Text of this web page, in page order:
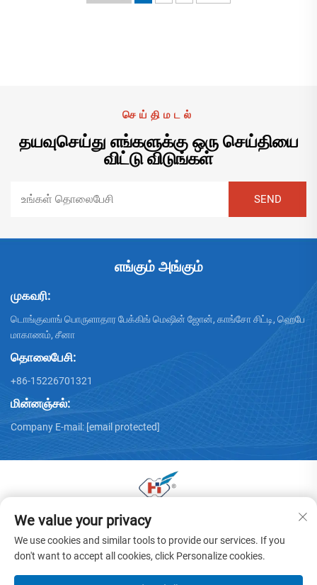
செய்திமடல்
தயவுசெய்து எங்களுக்கு ஒரு செய்தியை
விட்டு விடுங்கள்
எங்கும் அங்கும்
முகவரி:
டொங்குவாங் பொருளாதார பேக்கிங் மெஷின் ஜோன், காங்சோ சிட்டி, ஹெபே
மாகாணம், சீனா
தொலைபேசி:
+86-15226701321
மின்னஞ்சல்:
Company E-mail: [email protected]
டொங்குவாங் ஹுவாயு கார்ட்டன் மெஷினரி கோ., லிமிடெட் இன் ©
2025 அனைத்து உரிமைகளும் பாதுகாக்கப்பட்டவை -தனிமை
கொள்கை
We value your privacy
We use cookies and similar tools to provide our services. If you
don't want to accept all cookies, click Personalize cookies.